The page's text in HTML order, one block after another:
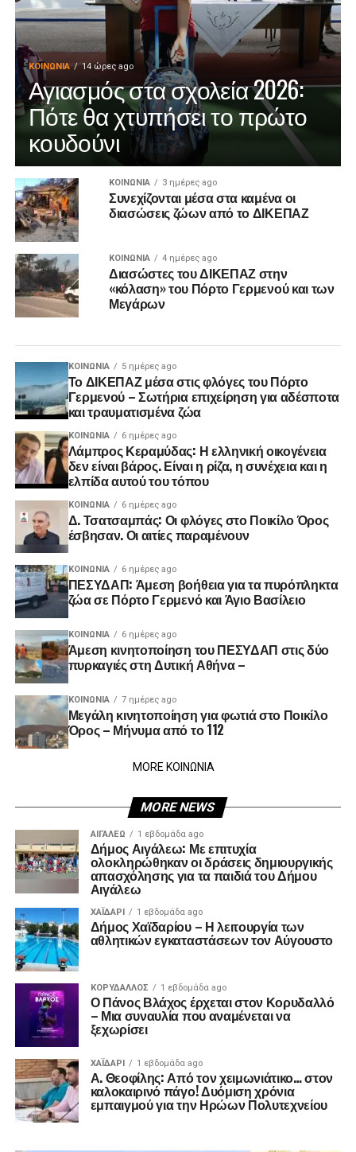
ΚΟΙΝΩΝΊΑ 14 ώρες ago
Αγιασμός στα σχολεία 2026:
Πότε θα χτυπήσει το πρώτο
κουδούνι
ΚΟΙΝΩΝΊΑ 3 ημέρες ago
Συνεχίζονται μέσα στα καμένα οι
διασώσεις ζώων από το ΔΙΚΕΠΑΖ
ΚΟΙΝΩΝΊΑ 4 ημέρες ago
Διασώστες του ΔΙΚΕΠΑΖ στην
«κόλαση» του Πόρτο Γερμενού και των
Μεγάρων
ΚΟΙΝΩΝΊΑ 5 ημέρες ago
Το ΔΙΚΕΠΑΖ μέσα στις φλόγες του Πόρτο
Γερμενού – Σωτήρια επιχείρηση για αδέσποτα
και τραυματισμένα ζώα
ΚΟΙΝΩΝΊΑ 6 ημέρες ago
Λάμπρος Κεραμύδας: Η ελληνική οικογένεια
δεν είναι βάρος. Είναι η ρίζα, η συνέχεια και η
ελπίδα αυτού του τόπου
ΚΟΙΝΩΝΊΑ 6 ημέρες ago
Δ. Τσατσαμπάς: Οι φλόγες στο Ποικίλο Όρος
έσβησαν. Οι αιτίες παραμένουν
ΚΟΙΝΩΝΊΑ 6 ημέρες ago
ΠΕΣΥΔΑΠ: Άμεση βοήθεια για τα πυρόπληκτα
ζώα σε Πόρτο Γερμενό και Άγιο Βασίλειο
ΚΟΙΝΩΝΊΑ 6 ημέρες ago
Άμεση κινητοποίηση του ΠΕΣΥΔΑΠ στις δύο
πυρκαγιές στη Δυτική Αθήνα –
ΚΟΙΝΩΝΊΑ 7 ημέρες ago
Μεγάλη κινητοποίηση για φωτιά στο Ποικίλο
Όρος – Μήνυμα από το 112
MORE ΚΟΙΝΩΝΙΑ
MORE NEWS
ΑΙΓΑΛΕΩ 1 εβδομάδα ago
Δήμος Αιγάλεω: Με επιτυχία
ολοκληρώθηκαν οι δράσεις δημιουργικής
απασχόλησης για τα παιδιά του Δήμου
Αιγάλεω
ΧΑΪΔΑΡΙ 1 εβδομάδα ago
Δήμος Χαϊδαρίου – Η λειτουργία των
αθλητικών εγκαταστάσεων τον Αύγουστο
ΚΟΡΥΔΑΛΛΟΣ 1 εβδομάδα ago
Ο Πάνος Βλάχος έρχεται στον Κορυδαλλό
– Μια συναυλία που αναμένεται να
ξεχωρίσει
ΧΑΪΔΑΡΙ 1 εβδομάδα ago
Α. Θεοφίλης: Από τον χειμωνιάτικο… στον
καλοκαιρινό πάγο! ​Δυόμιση χρόνια
εμπαιγμού για την Ηρώων Πολυτεχνείου